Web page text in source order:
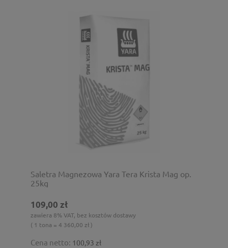
Saletra Magnezowa Yara Tera Krista Mag op.
25kg
109,00 zł
zawiera 8% VAT, bez kosztów dostawy
( 1 tona = 4 360,00 zł )
Cena netto: 100,93 zł